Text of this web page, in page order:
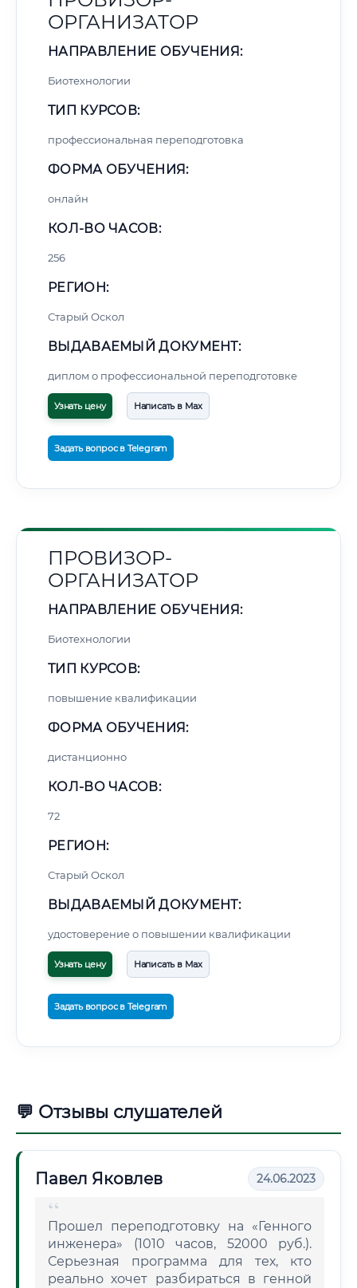
ОРГАНИЗАТОР
НАПРАВЛЕНИЕ ОБУЧЕНИЯ:
Биотехнологии
ТИП КУРСОВ:
профессиональная переподготовка
ФОРМА ОБУЧЕНИЯ:
онлайн
КОЛ-ВО ЧАСОВ:
256
РЕГИОН:
Старый Оскол
ВЫДАВАЕМЫЙ ДОКУМЕНТ:
диплом о профессиональной переподготовке
Узнать цену Написать в Max
Задать вопрос в Telegram
ПРОВИЗОР-
ОРГАНИЗАТОР
НАПРАВЛЕНИЕ ОБУЧЕНИЯ:
Биотехнологии
ТИП КУРСОВ:
повышение квалификации
ФОРМА ОБУЧЕНИЯ:
дистанционно
КОЛ-ВО ЧАСОВ:
72
РЕГИОН:
Старый Оскол
ВЫДАВАЕМЫЙ ДОКУМЕНТ:
удостоверение о повышении квалификации
Узнать цену Написать в Max
Задать вопрос в Telegram
💬 Отзывы слушателей
Павел Яковлев 24.06.2023
Прошел переподготовку на «Генного
инженера» (1010 часов, 52000 руб.).
Серьезная программа для тех, кто
реально хочет разбираться в генной